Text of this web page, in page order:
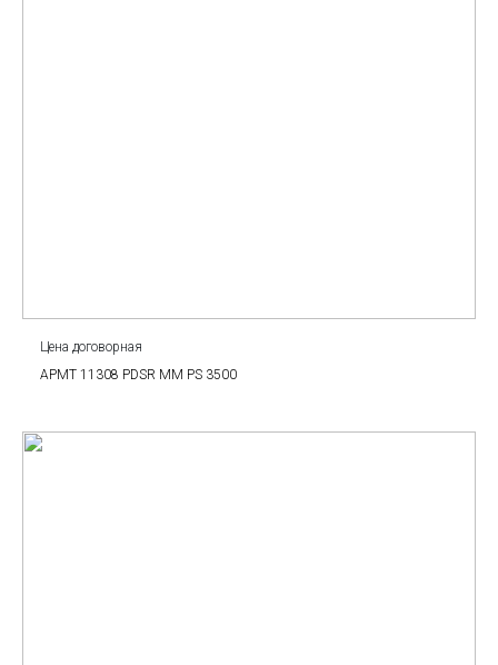
Цена договорная
APMT 11308 PDSR MM PS 3500